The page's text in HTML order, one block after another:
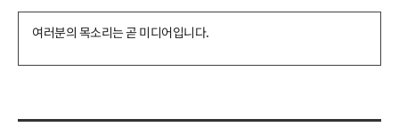
댓
기